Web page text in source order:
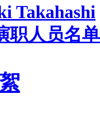
Takahashi
职人员名单